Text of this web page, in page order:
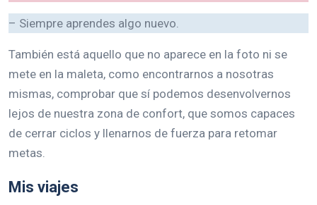
– Siempre aprendes algo nuevo.
También está aquello que no aparece en la foto ni se
mete en la maleta, como encontrarnos a nosotras
mismas, comprobar que sí podemos desenvolvernos
lejos de nuestra zona de confort, que somos capaces
de cerrar ciclos y llenarnos de fuerza para retomar
metas.
Mis viajes